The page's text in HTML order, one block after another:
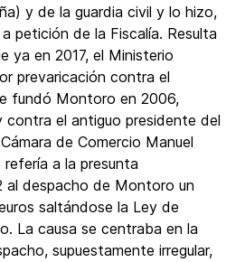
y de la guardia civil y lo hizo,
petición de la Fiscalía. Resulta
ya en 2017, el Ministerio
prevaricación contra el
fundó Montoro en 2006,
contra el antiguo presidente del
de Comercio Manuel
refería a la presunta
al despacho de Montoro un
saltándose la Ley de
La causa se centraba en la
supuestamente irregular,